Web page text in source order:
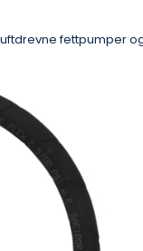
fettpumper